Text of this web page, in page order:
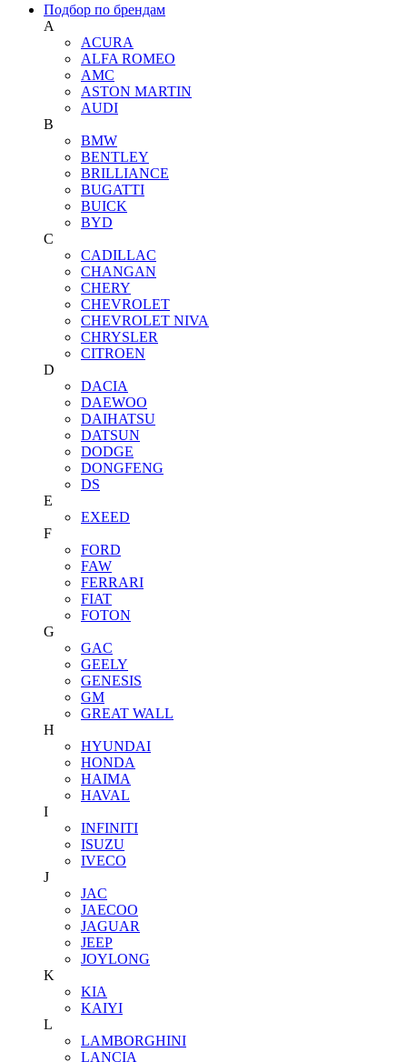
Подбор по брендам
A
ACURA
ALFA ROMEO
AMC
ASTON MARTIN
AUDI
B
BMW
BENTLEY
BRILLIANCE
BUGATTI
BUICK
BYD
C
CADILLAC
CHANGAN
CHERY
CHEVROLET
CHEVROLET NIVA
CHRYSLER
CITROEN
D
DACIA
DAEWOO
DAIHATSU
DATSUN
DODGE
DONGFENG
DS
E
EXEED
F
FORD
FAW
FERRARI
FIAT
FOTON
G
GAC
GEELY
GENESIS
GM
GREAT WALL
H
HYUNDAI
HONDA
HAIMA
HAVAL
I
INFINITI
ISUZU
IVECO
J
JAC
JAECOO
JAGUAR
JEEP
JOYLONG
K
KIA
KAIYI
L
LAMBORGHINI
LANCIA